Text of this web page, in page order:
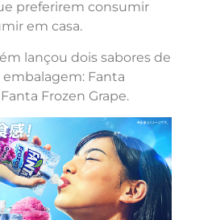
preferirem consumir
em casa.
lançou dois sabores de
Fanta
Frozen Grape.